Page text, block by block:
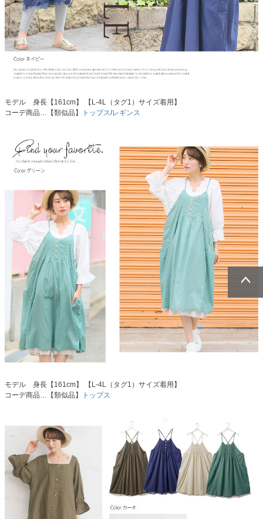
モデル 身長【161cm】 【L-4L（タグ1）サイズ着用】
コーデ商品…【類似品】
トップス/レギンス
モデル 身長【161cm】 【L-4L（タグ1）サイズ着用】
コーデ商品…【類似品】
トップス
ページトッ
プへ
ページトッ
プへ